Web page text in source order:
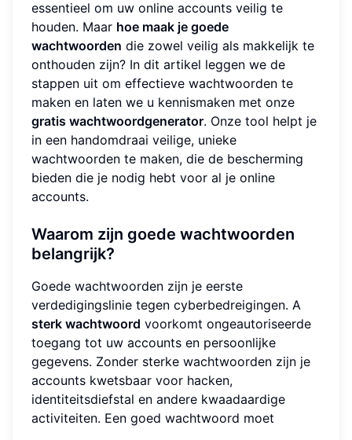
essentieel om uw online accounts veilig te
houden. Maar hoe maak je goede
wachtwoorden die zowel veilig als makkelijk te
onthouden zijn? In dit artikel leggen we de
stappen uit om effectieve wachtwoorden te
maken en laten we u kennismaken met onze
gratis wachtwoordgenerator. Onze tool helpt je
in een handomdraai veilige, unieke
wachtwoorden te maken, die de bescherming
bieden die je nodig hebt voor al je online
accounts.
Waarom zijn goede wachtwoorden
belangrijk?
Goede wachtwoorden zijn je eerste
verdedigingslinie tegen cyberbedreigingen. A
sterk wachtwoord voorkomt ongeautoriseerde
toegang tot uw accounts en persoonlijke
gegevens. Zonder sterke wachtwoorden zijn je
accounts kwetsbaar voor hacken,
identiteitsdiefstal en andere kwaadaardige
activiteiten. Een goed wachtwoord moet